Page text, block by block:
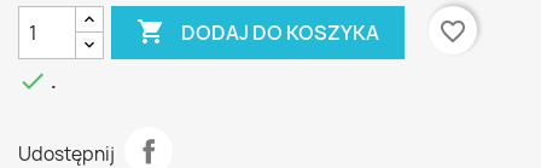
 DODAJ DO KOSZYKA
favorite_border
 .
Udostępnij